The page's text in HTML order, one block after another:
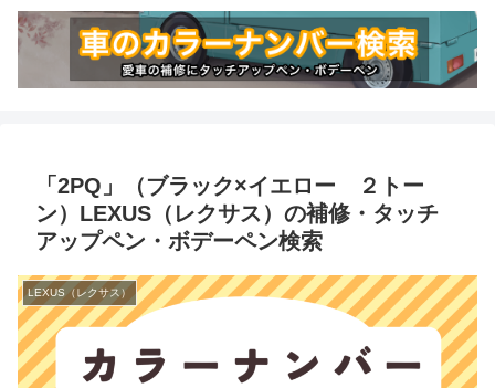
「2PQ」（ブラック×イエロー ２トー
ン）LEXUS（レクサス）の補修・タッチ
アップペン・ボデーペン検索
LEXUS（レクサス）